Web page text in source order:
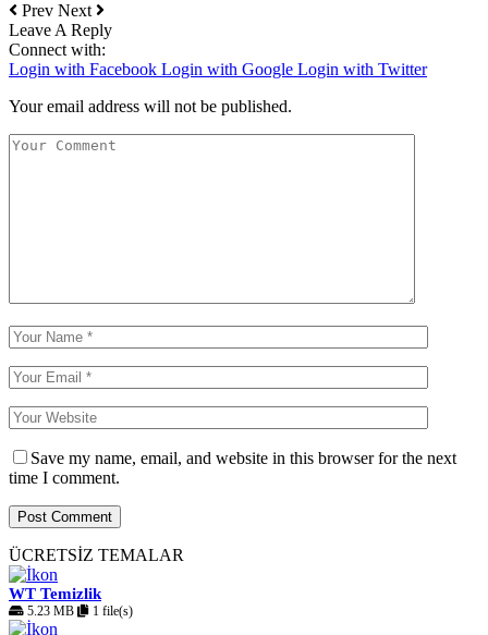
Prev Next
Leave A Reply
Connect with:
Login with Facebook Login with Google Login with Twitter
Your email address will not be published.
Save my name, email, and website in this browser for the next
time I comment.
ÜCRETSİZ TEMALAR
WT Temizlik
5.23 MB 1 file(s)